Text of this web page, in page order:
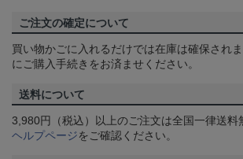
ご注文の確定について
買い物かごに入れるだけでは在庫は確保され
にご購入手続きをお済ませください。
送料について
3,980円（税込）以上のご注文は全国一律送料
ヘルプページをご確認ください。